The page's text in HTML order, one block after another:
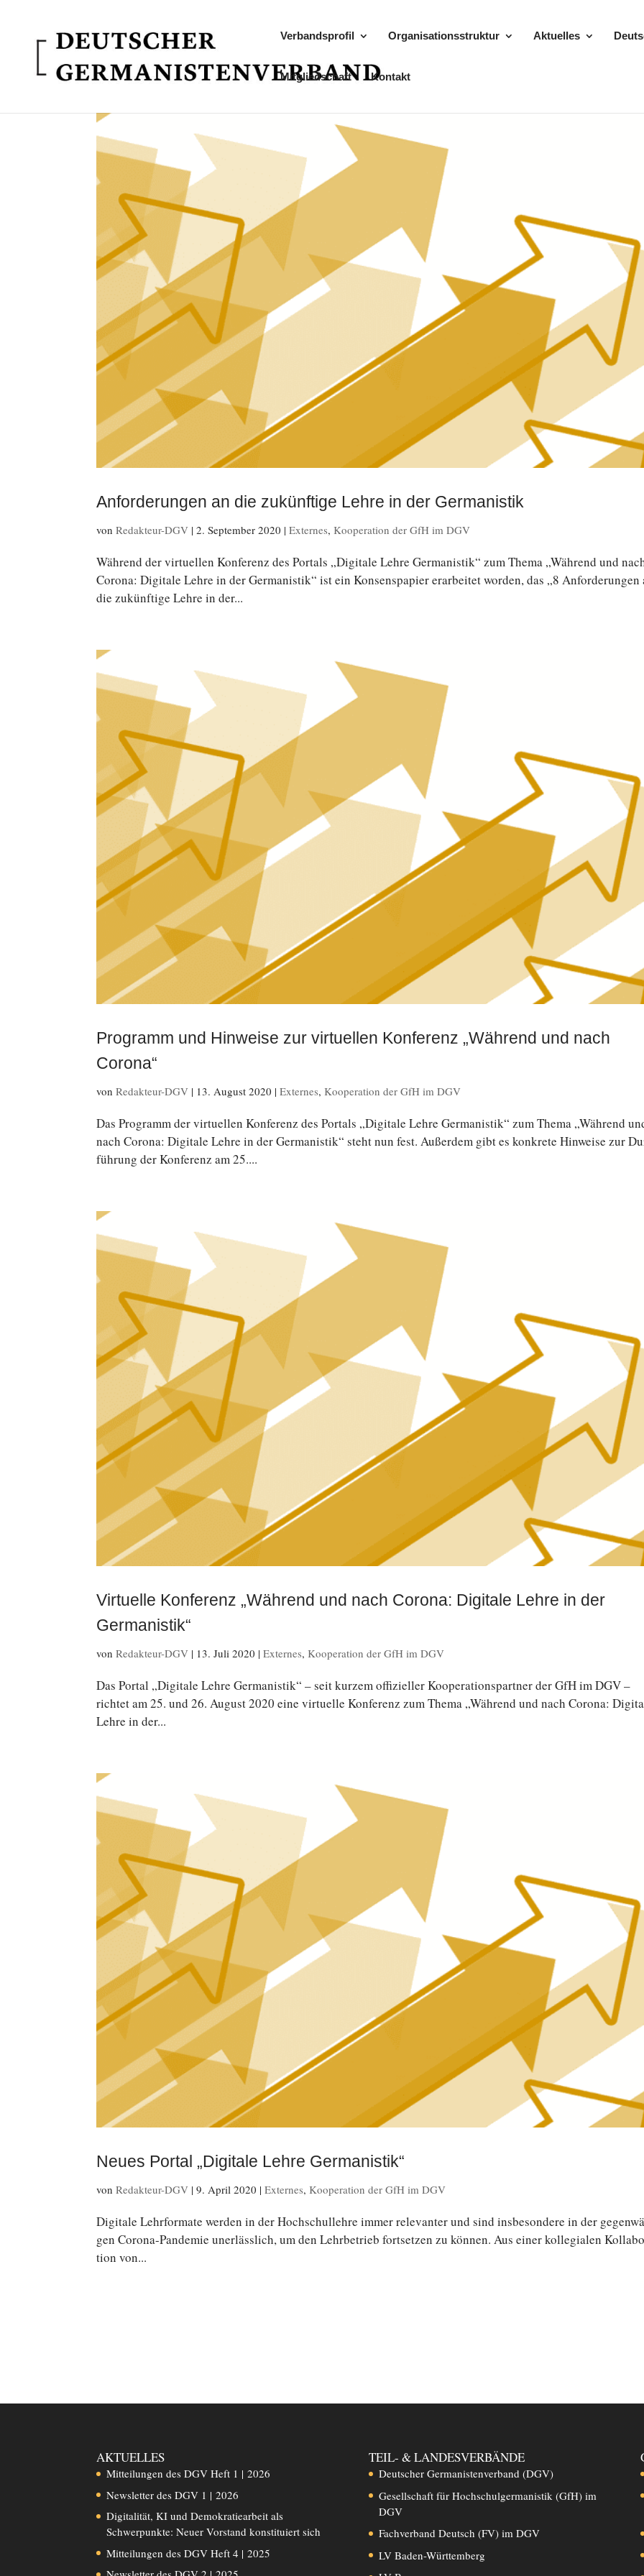
Verbandsprofil Organisationsstruktur Aktuelles
Mitgliedschaft Kontakt
Anforderungen an die zukünftige Lehre in der Germanistik
vonRedakteur-DGV |2. September 2020 |Externes,Kooperation der GfH im DGV
Während der vir­tu­el­len Kon­fe­renz des Portals „Di­gi­ta­le Lehre Ger­ma­nis­tik“ zum Thema „Während und
Corona: Di­gi­ta­le Lehre in der Ger­ma­nis­tik“ ist ein Kon­sens­pa­pier er­ar­bei­tet worden, das „8 An­for­de­run­gen
die zu­künf­ti­ge Lehre in der...
Programm und Hinweise zur virtuellen Konferenz „Während und nach
Corona“
vonRedakteur-DGV | 13. August 2020 |Externes,Kooperation der GfH im DGV
Das Pro­gramm der vir­tu­el­len Kon­fe­renz des Portals „Di­gi­ta­le Lehre Ger­ma­nis­tik“ zum Thema „Während
nach Corona: Di­gi­ta­le Lehre in der Ger­ma­nis­tik“ steht nun fest. Au­ßer­dem gibt es kon­kre­te Hin­wei­se zur
füh­rung der Kon­fe­renz am 25....
Virtuelle Konferenz „Während und nach Corona: Digitale Lehre in der
Germanistik“
vonRedakteur-DGV | 13. Juli 2020 |Externes,Kooperation der GfH im DGV
Das Portal „Di­gi­ta­le Lehre Ger­ma­nis­tik“ – seit kurzem of­fi­zi­el­ler Ko­ope­ra­ti­ons­part­ner der GfH im DGV –
richtet am 25. und 26. August 2020 eine vir­tu­el­le Kon­fe­renz zum Thema „Während und nach Corona:
Lehre in der...
Neues Portal „Digitale Lehre Germanistik“
vonRedakteur-DGV |9. April 2020 |Externes,Kooperation der GfH im DGV
Di­gi­ta­le Lehr­for­ma­te werden in der Hoch­schul­leh­re immer re­le­van­ter und sind ins­be­son­de­re in der
gen Corona-Pandemie un­er­läss­lich, um den Lehr­be­trieb fort­set­zen zu können. Aus einer kol­le­gia­len
ti­on von...
AKTUELLES
Mitteilungen des DGV Heft 1 | 2026
Newsletter des DGV 1 | 2026
Digitalität, KI und Demokratiearbeit als
Schwerpunkte: Neuer Vorstand konstituiert sich
Mitteilungen des DGV Heft 4 | 2025
TEIL- & LANDESVERBÄNDE
Deutscher Germanistenverband (DGV)
Gesellschaft für Hochschulgermanistik (GfH) im
DGV
Fachverband Deutsch (FV) im DGV
LV Baden-Württemberg